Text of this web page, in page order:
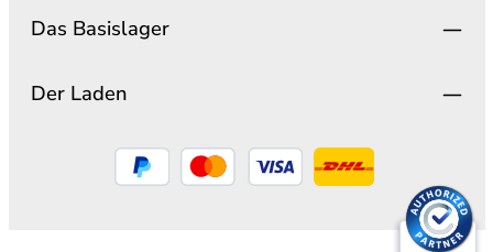
Das Basislager
Der Laden